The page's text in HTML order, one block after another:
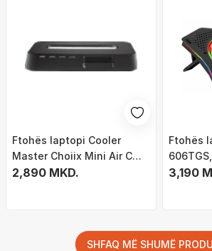
Ftohës laptopi Cooler
Master Choiix Mini Air C
HL02 KP, 7"-12", HUB 4x
2,890 MKD.
Ftohës
3,190
SHFAQ MË SHUMË